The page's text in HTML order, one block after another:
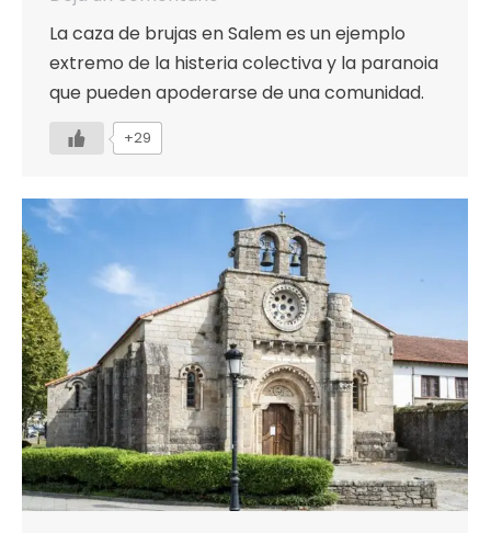
La caza de brujas en Salem es un ejemplo
extremo de la histeria colectiva y la paranoia
que pueden apoderarse de una comunidad.
+29